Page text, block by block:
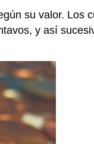
su valor. Los
y así